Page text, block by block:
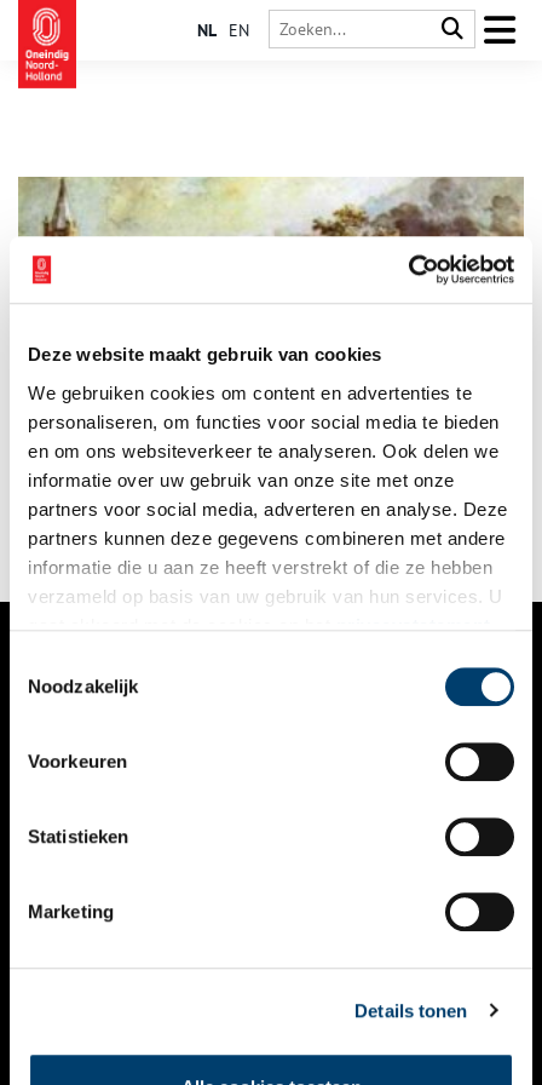
Deze website maakt gebruik van cookies
We gebruiken cookies om content en advertenties te
personaliseren, om functies voor social media te bieden
en om ons websiteverkeer te analyseren. Ook delen we
informatie over uw gebruik van onze site met onze
partners voor social media, adverteren en analyse. Deze
partners kunnen deze gegevens combineren met andere
informatie die u aan ze heeft verstrekt of die ze hebben
verzameld op basis van uw gebruik van hun services. U
Noodzakelijk
Voorkeuren
Statistieken
Marketing
Details tonen
NL EN
Na ruim vier jaar bezetting door het Frans-Nederlands leger
vallen in 1799 Engels-Russische troepen de Noordkop van
Noord-Holland binnen. Dit 35.000 man sterke invasieleger
staat onder aanvoering van de Schotse generaal Abercrombie
en zijn Russische collega Hermann. Ondanks de vele verliezen
rukt het leger op naar het zuiden, dieper Noord-Holland in. Het
Frans-Nederlandse leger neemt haar intrek in Purmerend.
VERHALEN
KALENDER
THEMA’S
VIDEO’S
CONTACT